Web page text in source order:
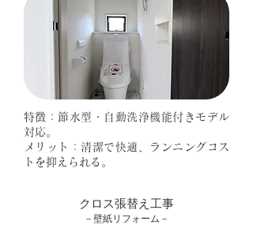
特徴：節水型・自動洗浄機能付きモデル
対応。
メリット：清潔で快適、ランニングコス
トを抑えられる。
クロス張替え工事
－壁紙リフォーム－